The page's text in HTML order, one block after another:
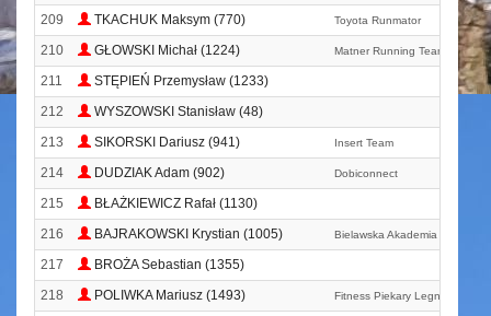
209 TKACHUK Maksym (770) Toyota Runmator
210 GŁOWSKI Michał (1224) Matner Running Team
211
STĘPIEŃ Przemysław (1233)
212
WYSZOWSKI Stanisław (48)
213
SIKORSKI Dariusz (941) Insert Team
214 DUDZIAK Adam (902) Dobiconnect
215
BŁAŻKIEWICZ Rafał (1130)
216
BAJRAKOWSKI Krystian (1005) Bielawska Akademia Biegania
217
BROŻA Sebastian (1355)
218
POLIWKA Mariusz (1493) Fitness Piekary Legnica